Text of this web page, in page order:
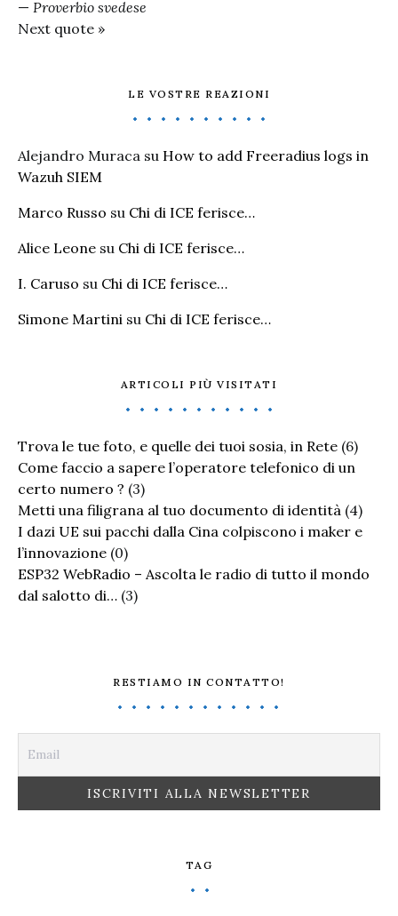
— Proverbio svedese
Next quote »
LE VOSTRE REAZIONI
Alejandro Muraca su How to add Freeradius logs in
Wazuh SIEM
Marco Russo su Chi di ICE ferisce…
Alice Leone su Chi di ICE ferisce…
I. Caruso su Chi di ICE ferisce…
Simone Martini su Chi di ICE ferisce…
ARTICOLI PIÙ VISITATI
Trova le tue foto, e quelle dei tuoi sosia, in Rete (6)
Come faccio a sapere l’operatore telefonico di un
certo numero ? (3)
Metti una filigrana al tuo documento di identità (4)
I dazi UE sui pacchi dalla Cina colpiscono i maker e
l’innovazione (0)
ESP32 WebRadio – Ascolta le radio di tutto il mondo
dal salotto di… (3)
RESTIAMO IN CONTATTO!
TAG